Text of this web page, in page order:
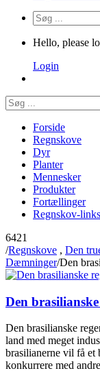
Hello, please
Login
Forside
Regnskove
Dyr
Planter
Mennesker
Produkter
Fortællinger
Regnskov-links
6421
/Regnskove , Den
Dæmninger/Den
Den
Den brasilianske
land med meget
brasilianerne vil få et
konkurrere med